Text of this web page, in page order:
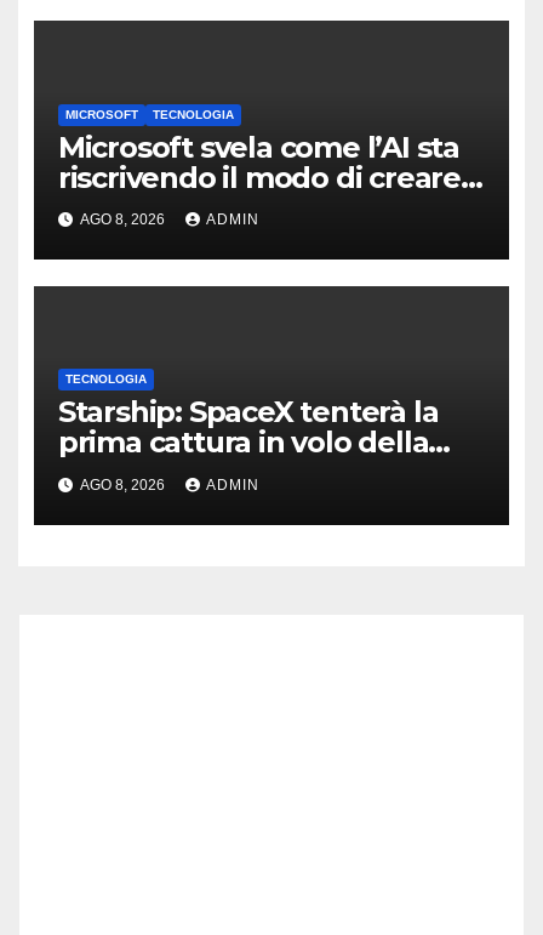
MICROSOFT TECNOLOGIA
Microsoft svela come l’AI sta
riscrivendo il modo di creare
software
AGO 8, 2026 ADMIN
TECNOLOGIA
Starship: SpaceX tenterà la
prima cattura in volo della
navetta
AGO 8, 2026 ADMIN